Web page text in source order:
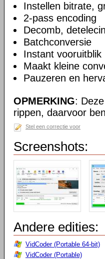
Instellen bitrate,
2-pass encoding
Decomb,
Batchconversie
Instant vooruitblik
Maakt kleine
Pauzeren en
OPMERKING:
rippen, daarvoor
Stel een correctie voor
Screenshots:
Andere edities:
VidCoder (Portable 64-bit)
VidCoder (Portable)